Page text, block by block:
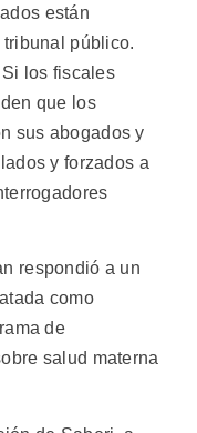
están
público.
los fiscales
que los
sus abogados y
y forzados a
respondió a un
como
de
salud materna